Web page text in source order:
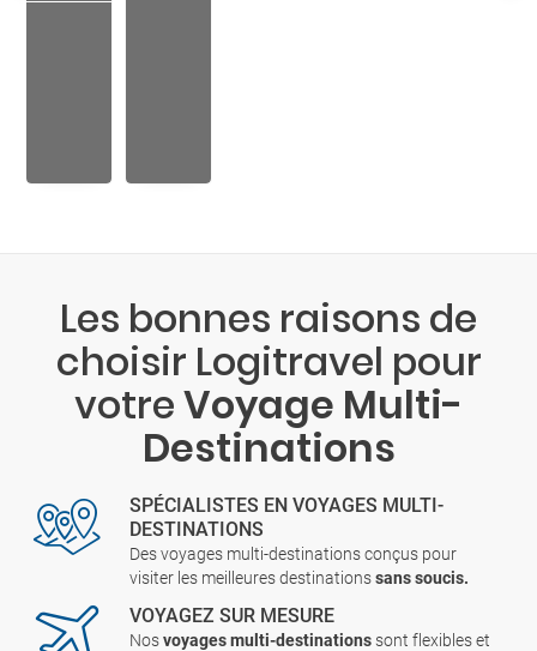
Les bonnes raisons de
choisir Logitravel pour
votreVoyage Multi-
Destinations
SPÉCIALISTES EN VOYAGES MULTI-
DESTINATIONS
Des voyages multi-destinations conçus pour
visiter les meilleures destinationssans soucis.
VOYAGEZ SUR MESURE
Nosvoyages multi-destinations sont flexibles et